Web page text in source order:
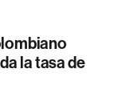
la tasa de